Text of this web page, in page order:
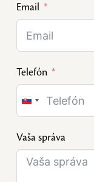
Email
Telefón
Slovakia
Vaša správa